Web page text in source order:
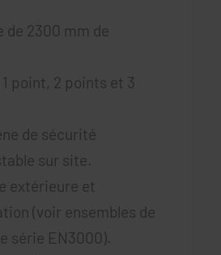
de 2300 mm de
point, 2 points et 3
de sécurité
sur site.
extérieure et
(voir ensembles de
série EN3000).